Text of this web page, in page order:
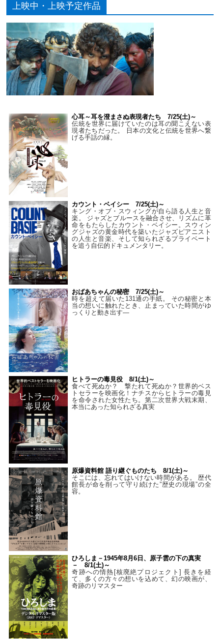
上映中・上映予定作品
心耳～耳を澄まさぬ表現者たち 7/25(土)～
伝統を世界に届けていたのは耳の聞こえない表
現者たちだった。 日本の文化と伝統を世界へ繋
げる手話の縁。
カウント・ベイシー 7/25(土)～
キング・オブ・スウィングが自ら語る人生と音
楽。 ジャズとブルースを融合させ、リズムに革
命をもたらしたカウント・ベイシー。スウィン
グジャズの黄金時代を築いたジャズピアニスト
の人生と音楽、そして知られざるプライベート
を追う自伝的ドキュメンタリー。
おばあちゃんの秘密 7/25(土)～
時を超えて届いた131通の手紙。 その秘密と本
当の想いに触れたとき、止まっていた時間がゆ
っくりと動き出す―
ヒトラーの毒見役 8/1(土)～
食べて死ぬか？ 撃たれて死ぬか？世界的ベス
トセラーを映画化！ナチスからヒトラーの毒見
を命令された女性たち。第二次世界大戦末期、
本当にあった知られざる真実
原爆資料館 語り継ぐものたち 8/1(土)～
そこには、忘れてはいけない時間がある。 歴代
館長が命を削って守り続けた”歴史の現場”の全
容。
ひろしま－1945年8月6日、原子雲の下の真実
－ 8/1(土)～
奇跡への情熱[核廃絶プロジェクト] 長きを経
て、多くの方々の想いを込めて、幻の映画が、
奇跡のリマスター